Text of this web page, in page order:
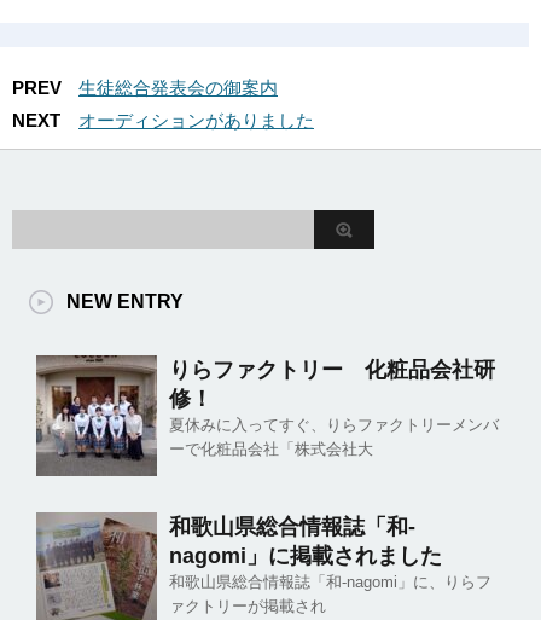
PREV
生徒総合発表会の御案内
NEXT
オーディションがありました
NEW ENTRY
りらファクトリー 化粧品会社研
修！
夏休みに入ってすぐ、りらファクトリーメンバ
ーで化粧品会社「株式会社大
和歌山県総合情報誌「和-
nagomi」に掲載されました
和歌山県総合情報誌「和-nagomi」に、りらフ
ァクトリーが掲載され